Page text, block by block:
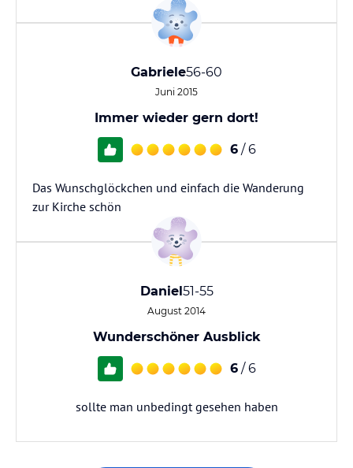
Gabriele56-60
Juni 2015
Immer wieder gern dort!
6 / 6
Das Wunschglöckchen und einfach die Wanderung
zur Kirche schön
Daniel51-55
August 2014
Wunderschöner Ausblick
6 / 6
sollte man unbedingt gesehen haben